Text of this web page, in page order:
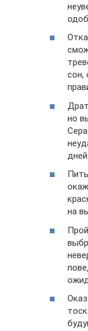
сон,
но
на